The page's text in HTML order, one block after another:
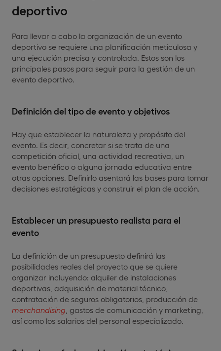
deportivo
Para llevar a cabo la organización de un evento
deportivo se requiere una planificación meticulosa y
una ejecución precisa y controlada. Estos son los
principales pasos para seguir para la gestión de un
evento deportivo.
Definición del tipo de evento y objetivos
Hay que establecer la naturaleza y propósito del
evento. Es decir, concretar si se trata de una
competición oficial, una actividad recreativa, un
evento benéfico o alguna jornada educativa entre
otras opciones. Definirlo asentará las bases para tomar
decisiones estratégicas y construir el plan de acción.
Establecer un presupuesto realista para el
evento
La definición de un presupuesto definirá las
posibilidades reales del proyecto que se quiere
organizar incluyendo: alquiler de instalaciones
deportivas, adquisición de material técnico,
contratación de seguros obligatorios, producción de
merchandising , gastos de comunicación y marketing,
así como los salarios del personal especializado.